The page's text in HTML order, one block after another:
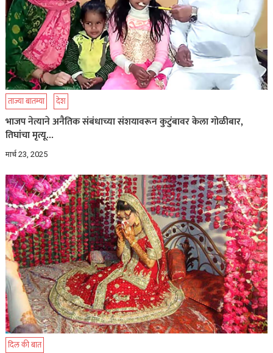
ताज्या बातम्या देश
भाजप नेत्याने अनैतिक संबंधाच्या संशयावरून कुटुंबावर केला गोळीबार,
तिघांचा मृत्यू…
मार्च 23, 2025
दिल की बात